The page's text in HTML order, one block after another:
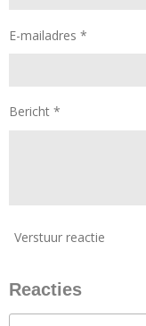
E-mailadres *
Bericht *
Verstuur reactie
Reacties